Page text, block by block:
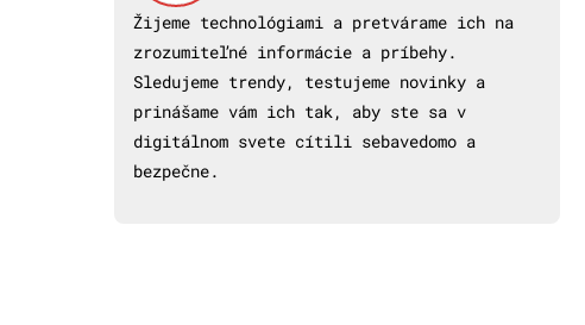
Žijeme technológiami a pretvárame ich na
zrozumiteľné informácie a príbehy.
Sledujeme trendy, testujeme novinky a
prinášame vám ich tak, aby ste sa v
digitálnom svete cítili sebavedomo a
bezpečne.